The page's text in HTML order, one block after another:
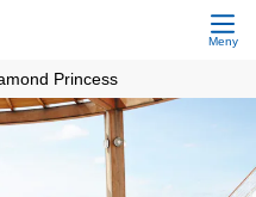
Meny
Princess